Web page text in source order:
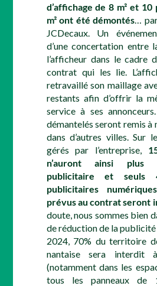
d’affichage de 8 m² et
m² ont été démontés…
JCDecaux. Un
d’une concertation entre
l’afficheur dans le cadre
contrat qui les lie.
retravaillé son maillage
restants afin d’offrir la
service à ses
démantelés seront remis à
dans d’autres villes. Sur
gérés par l’entreprise,
n’auront ainsi plus
publicitaire et seuls
publicitaires
prévus au contrat seront
doute, nous sommes bien
de réduction de la publicité
2024, 70% du territoire
nantaise sera interdit
(notamment dans les
tous les panneaux de